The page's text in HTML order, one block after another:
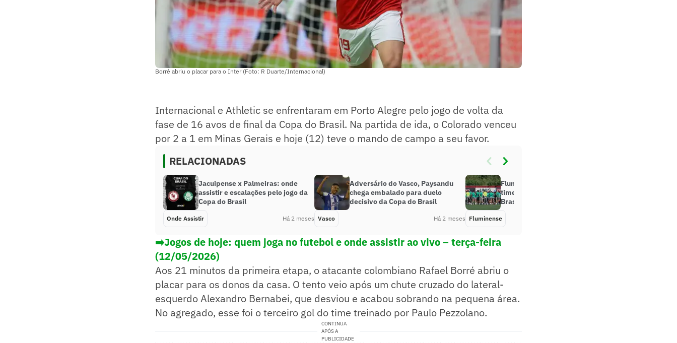
Borré abriu o placar para o Inter (Foto: R Duarte/Internacional)
Internacional e Athletic se enfrentaram em Porto Alegre pelo jogo de volta da
fase de 16 avos de final da Copa do Brasil. Na partida de ida, o Colorado venceu
por 2 a 1 em Minas Gerais e hoje (12) teve o mando de campo a seu favor.
RELACIONADAS
Jacuipense x Palmeiras: onde
assistir e escalações pelo jogo da
Copa do Brasil
Onde Assistir Há 2 meses
Adversário do Vasco, Paysandu
chega embalado para duelo
decisivo da Copa do Brasil
Vasco Há 2 meses
Fluminense tem Ganso de volta ao
time para decisão na Copa do
Brasil
Fluminense
➡️Jogos de hoje: quem joga no futebol e onde assistir ao vivo – terça-feira
(12/05/2026)
Aos 21 minutos da primeira etapa, o atacante colombiano Rafael Borré abriu o
placar para os donos da casa. O tento veio após um chute cruzado do lateral-
esquerdo Alexandro Bernabei, que desviou e acabou sobrando na pequena área.
No agregado, esse foi o terceiro gol do time treinado por Paulo Pezzolano.
CONTINUA
APÓS A
PUBLICIDADE